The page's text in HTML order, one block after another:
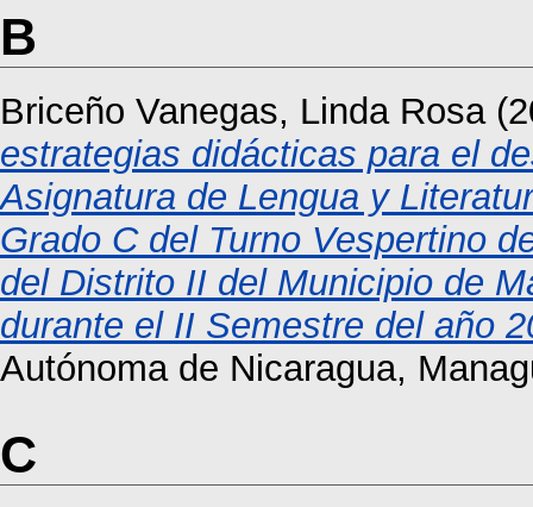
B
Briceño Vanegas, Linda Rosa
estrategias didácticas para el
Asignatura de Lengua y
Grado C del Turno Vespertino
del Distrito II del Municipio de
durante el II Semestre del año
Autónoma de Nicaragua,
C